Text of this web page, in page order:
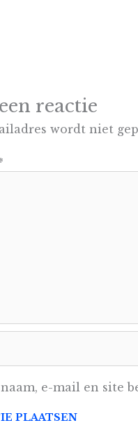
reactie
wordt niet
e-mail en site